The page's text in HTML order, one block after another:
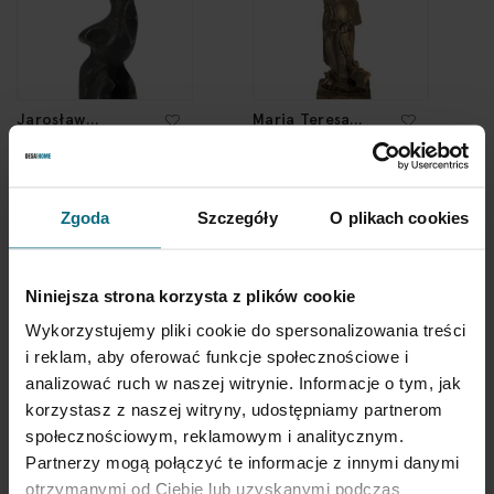
Zgoda Szczegóły O plikach cookies
Niniejsza strona korzysta z plików cookie
Wykorzystujemy pliki cookie do spersonalizowania treści
i reklam, aby oferować funkcje społecznościowe i
analizować ruch w naszej witrynie. Informacje o tym, jak
korzystasz z naszej witryny, udostępniamy partnerom
społecznościowym, reklamowym i analitycznym.
Partnerzy mogą połączyć te informacje z innymi danymi
otrzymanymi od Ciebie lub uzyskanymi podczas
Jarosław
medytacyjna 92"
Maria Teresa
Jan Stanisław
Andrzej Żurek